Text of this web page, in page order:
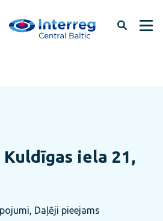
iela 21,
Daļēji pieejams